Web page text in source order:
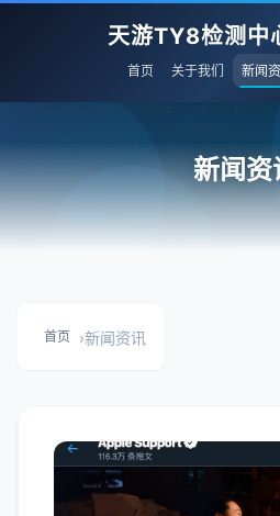
天游TY8检测中
首页 关于我们 新闻
新闻资
首页 ›新闻资讯